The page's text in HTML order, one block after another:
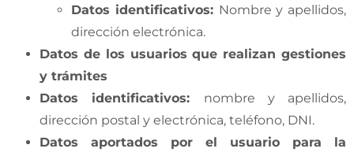
Datos identificativos: Nombre y apellidos,
dirección electrónica.
Datos de los usuarios que realizan gestiones
y trámites
Datos identificativos:
nombre y apellidos,
dirección postal y electrónica, teléfono, DNI.
Datos aportados por el usuario para la